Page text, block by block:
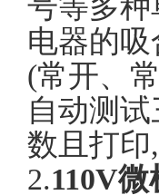
号等多
电器的
(常开、
自动测
数且打
2.110V